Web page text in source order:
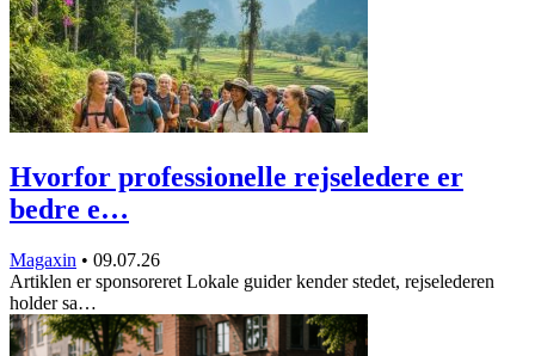
Hvorfor professionelle rejseledere er
bedre e…
Magaxin • 09.07.26
Artiklen er sponsoreret Lokale guider kender stedet, rejselederen
holder sa…